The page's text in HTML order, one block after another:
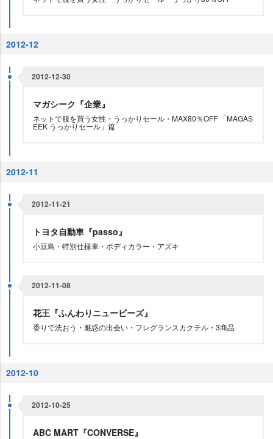
2012-12
2012-12-30
マガシーク『企業』
ネットで服を買う女性・うっかりセール・MAX80％OFF 「MAGAS
EEK うっかりセール」篇
2012-11
2012-11-21
トヨタ自動車『passo』
小豆島・特別仕様車・ボディカラー・アズキ
2012-11-08
花王『ふんわりニュービーズ』
香りで洗おう・魅惑の出会い・フレグランスカクテル・3商品
2012-10
2012-10-25
ABC MART『CONVERSE』